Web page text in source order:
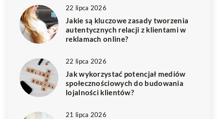
22 lipca 2026
Jakie są kluczowe zasady tworzenia
autentycznych relacji z klientami w
reklamach online?
22 lipca 2026
Jak wykorzystać potencjał mediów
społecznościowych do budowania
lojalności klientów?
21 lipca 2026